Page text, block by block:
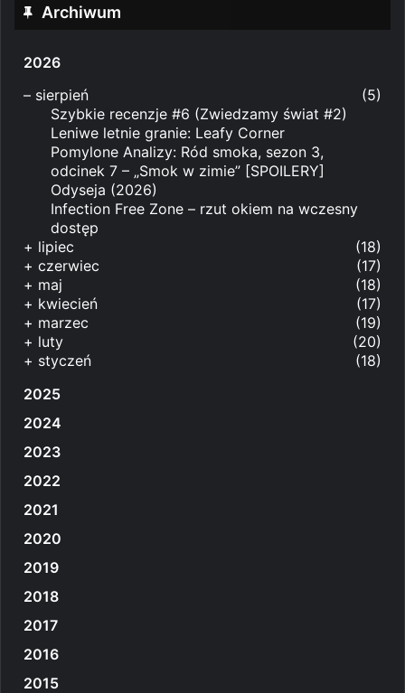
Archiwum
2026
– sierpień
(5)
Szybkie recenzje #6 (Zwiedzamy świat #2)
Leniwe letnie granie: Leafy Corner
Pomylone Analizy: Ród smoka, sezon 3,
odcinek 7 – „Smok w zimie” [SPOILERY]
Odyseja (2026)
Infection Free Zone – rzut okiem na wczesny
dostęp
+ lipiec
(18)
+ czerwiec
(17)
+ maj
(18)
+ kwiecień
(17)
+ marzec
(19)
+ luty
(20)
+ styczeń
(18)
2025
2024
2023
2022
2021
2020
2019
2018
2017
2016
2015